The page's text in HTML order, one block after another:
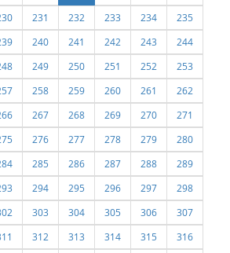
231 232 233 234
235
240 241 242 243
244
249 250 251 252
253
258 259 260 261
262
267 268 269 270
271
276 277 278 279
280
285 286 287 288
289
294 295 296 297
298
303 304 305 306
307
312 313 314 315
316